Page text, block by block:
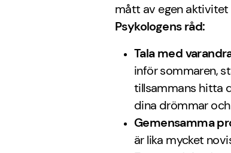
mått av egen
Psykologens råd:
Tala med
inför sommaren,
tillsammans hitta
dina drömmar
Gemensamma
är lika mycket